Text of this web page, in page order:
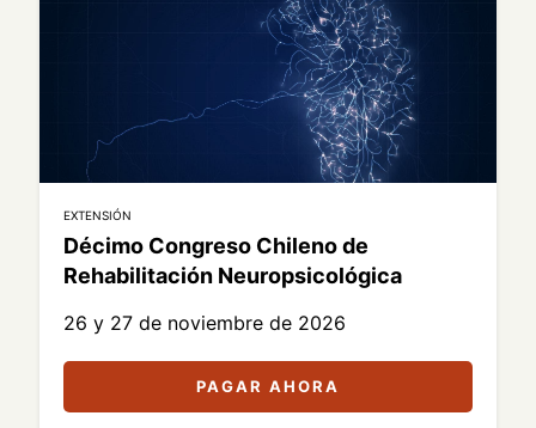
EXTENSIÓN
Décimo Congreso Chileno de
Rehabilitación Neuropsicológica
26 y 27 de noviembre de 2026
PAGAR AHORA